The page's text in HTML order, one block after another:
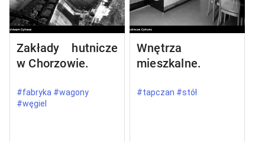
Zakłady hutnicze
w Chorzowie.
#fabryka #wagony
#węgiel
Wnętrza
mieszkalne.
#tapczan #stół